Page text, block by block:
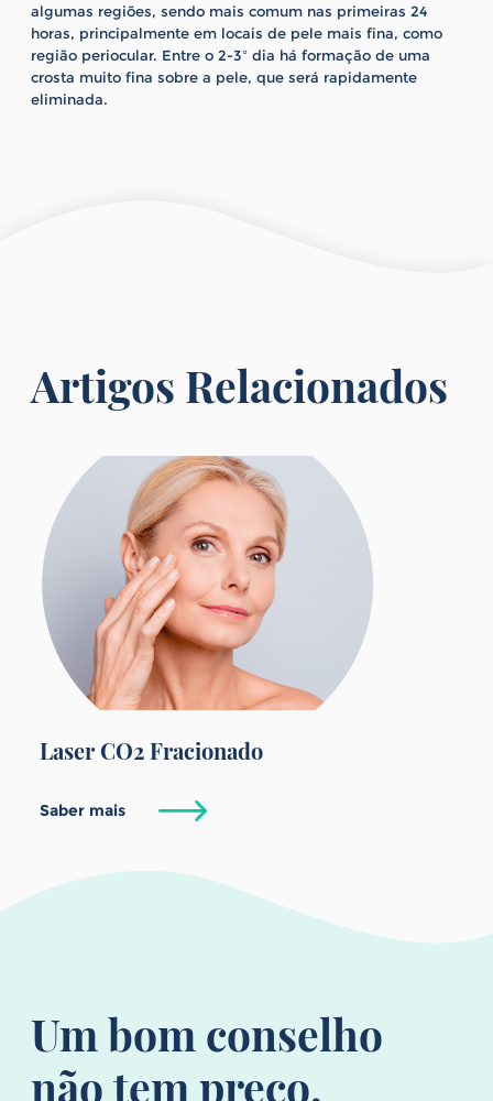
algumas regiões, sendo mais comum nas primeiras 24
horas, principalmente em locais de pele mais fina, como
região periocular. Entre o 2-3º dia há formação de uma
crosta muito fina sobre a pele, que será rapidamente
eliminada.
Artigos Relacionados
Laser CO2 Fracionado
Saber mais
Um bom conselho
não tem preço.